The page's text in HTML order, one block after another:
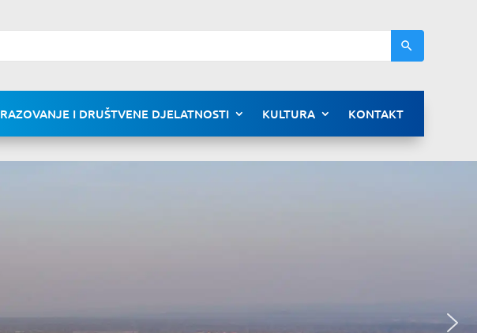
I DRUŠTVENE DJELATNOSTI KULTURA KONTAKT